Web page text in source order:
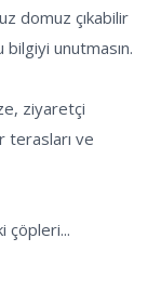
bilgiyi unutmasın.
terasları ve